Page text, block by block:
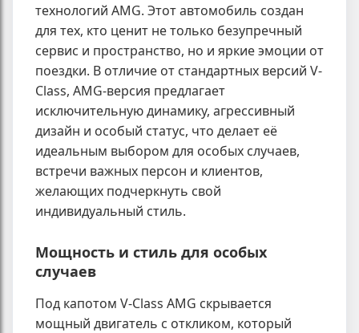
технологий AMG. Этот автомобиль создан
для тех, кто ценит не только безупречный
сервис и пространство, но и яркие эмоции от
поездки. В отличие от стандартных версий V-
Class, AMG-версия предлагает
исключительную динамику, агрессивный
дизайн и особый статус, что делает её
идеальным выбором для особых случаев,
встречи важных персон и клиентов,
желающих подчеркнуть свой
индивидуальный стиль.
Мощность и стиль для особых
случаев
Под капотом V-Class AMG скрывается
мощный двигатель с откликом, который